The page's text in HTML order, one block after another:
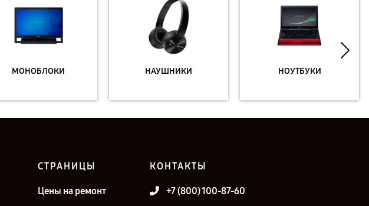
МОНОБЛОКИ НАУШНИКИ НОУТБУКИ
СТРАНИЦЫ
Цены на ремонт
КОНТАКТЫ
+7 (800) 100-87-60